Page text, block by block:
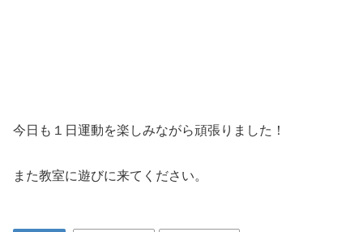
今日も１日運動を楽しみながら頑張りました！
また教室に遊びに来てください。